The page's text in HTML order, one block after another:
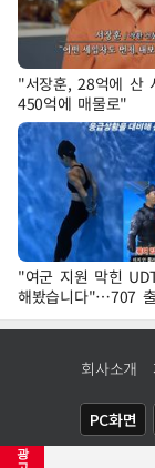
광
"서장훈, 28억에 산
450억에 매물로"
"여군 지원 막힌
해봤습니다"…707
'완벽 소화'
회사소개
PC화면